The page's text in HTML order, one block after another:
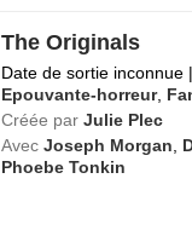
The Originals
Date de sortie inconnue |
Epouvante-horreur,
Créée par Julie Plec
Avec Joseph Morgan
Phoebe Tonkin